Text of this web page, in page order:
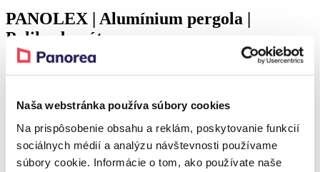
Naša webstránka používa súbory cookies
Na prispôsobenie obsahu a reklám, poskytovanie funkcií
sociálnych médií a analýzu návštevnosti používame
súbory cookie. Informácie o tom, ako používate naše
PANOLEX | Alumínium pergola |
Polikarbonát
Részlet
A referenciához tartozó terméke
Kedvezmény 38 %